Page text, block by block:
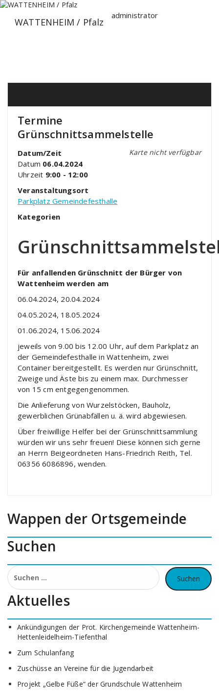
Zum
springenWATTENHEIM / Pfalz
administrator
Termine
Grünschnittsammelstelle
Karte nicht verfügbar
Datum/Zeit
Datum 06.04.2024
Uhrzeit 9:00 - 12:00
Veranstaltungsort
Parkplatz Gemeindefesthalle
Kategorien
Für anfallenden Grünschnitt der Bürger von
Wattenheim werden am
06.04.2024, 20.04.2024
04.05.2024, 18.05.2024
01.06.2024, 15.06.2024
jeweils von 9.00 bis 12.00 Uhr, auf dem Parkplatz an
der Gemeindefesthalle in Wattenheim, zwei
Container bereitgestellt. Es werden nur Grünschnitt,
Zweige und Äste bis zu einem max. Durchmesser
von 15 cm entgegengenommen.
Die Anlieferung von Wurzelstöcken, Bauholz,
gewerblichen Grünabfällen u. ä. wird abgewiesen.
Über freiwillige Helfer bei der Grünschnittsammlung
würden wir uns sehr freuen! Diese können sich gerne
an Herrn Beigeordneten Hans-Friedrich Reith, Tel.
06356 6086896, wenden.
Wappen der Ortsgemeinde
Suchen
Suchen
nach:
Aktuelles
Ankündigungen der Prot. Kirchengemeinde Wattenheim-
Hettenleidelheim-Tiefenthal
Zum Schulanfang
Zuschüsse an Vereine für die Jugendarbeit
Projekt „Gelbe Füße“ der Grundschule Wattenheim